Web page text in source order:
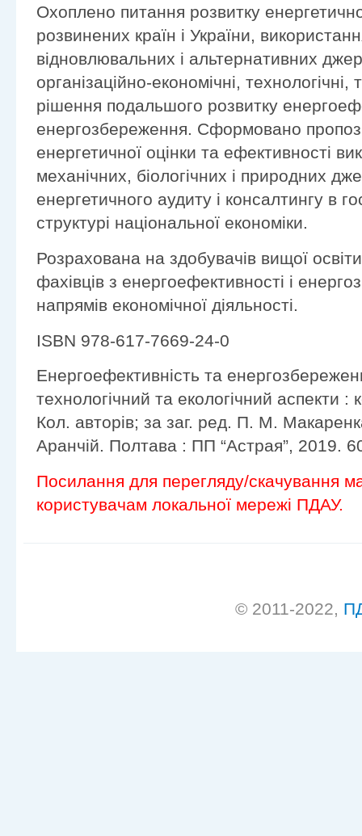
Охоплено питання розвитку
розвинених країн і України,
відновлювальних і альтернативних
організаційно-економічні, технологічні,
рішення подальшого розвитку
енергозбереження. Сформовано
енергетичної оцінки та ефективності
механічних, біологічних і природних
енергетичного аудиту і консалтингу в
структурі національної економіки.
Розрахована на здобувачів вищої
фахівців з енергоефективності і
напрямів економічної діяльності.
ISBN 978-617-7669-24-0
Енергоефективність та
технологічний та екологічний аспекти :
Кол. авторів; за заг. ред. П. М.
Аранчій. Полтава : ПП “Астрая”, 2019.
Посилання для перегляду/скачування
користувачам локальної мережі ПДАУ.
© 2011-2022,